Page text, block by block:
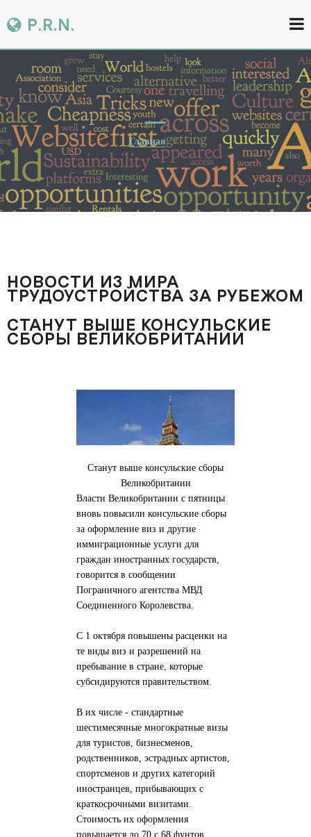
P.R.N.
Главная
НОВОСТИ ИЗ МИРА
ТРУДОУСТРОЙСТВА ЗА РУБЕЖОМ
СТАНУТ ВЫШЕ КОНСУЛЬСКИЕ
СБОРЫ ВЕЛИКОБРИТАНИИ
Станут выше консульские сборы
Великобритании
Власти Великобритании с пятницы
вновь повысили консульские сборы
за оформление виз и другие
иммиграционные услуги для
граждан иностранных государств,
говорится в сообщении
Пограничного агентства МВД
Соединенного Королевства.
С 1 октября повышены расценки на
те виды виз и разрешений на
пребывание в стране, которые
субсидируются правительством.
В их числе - стандартные
шестимесячные многократные визы
для туристов, бизнесменов,
родственников, эстрадных артистов,
спортсменов и других категорий
иностранцев, прибывающих с
краткосрочными визитами.
Стоимость их оформления
повышается до 70 с 68 фунтов